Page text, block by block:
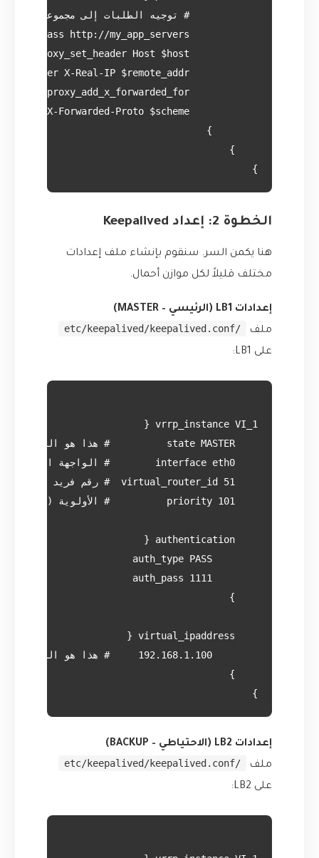
}
الخطوة 2: إعداد Keepalived
هنا يكمن السر. سنقوم بإنشاء ملف إعدادات
مختلف قليلاً لكل موازن أحمال.
إعدادات LB1 (الرئيسي – MASTER)
ملف
/etc/keepalived/keepalived.conf
على LB1:
}
إعدادات LB2 (الاحتياطي – BACKUP)
ملف
/etc/keepalived/keepalived.conf
على LB2: